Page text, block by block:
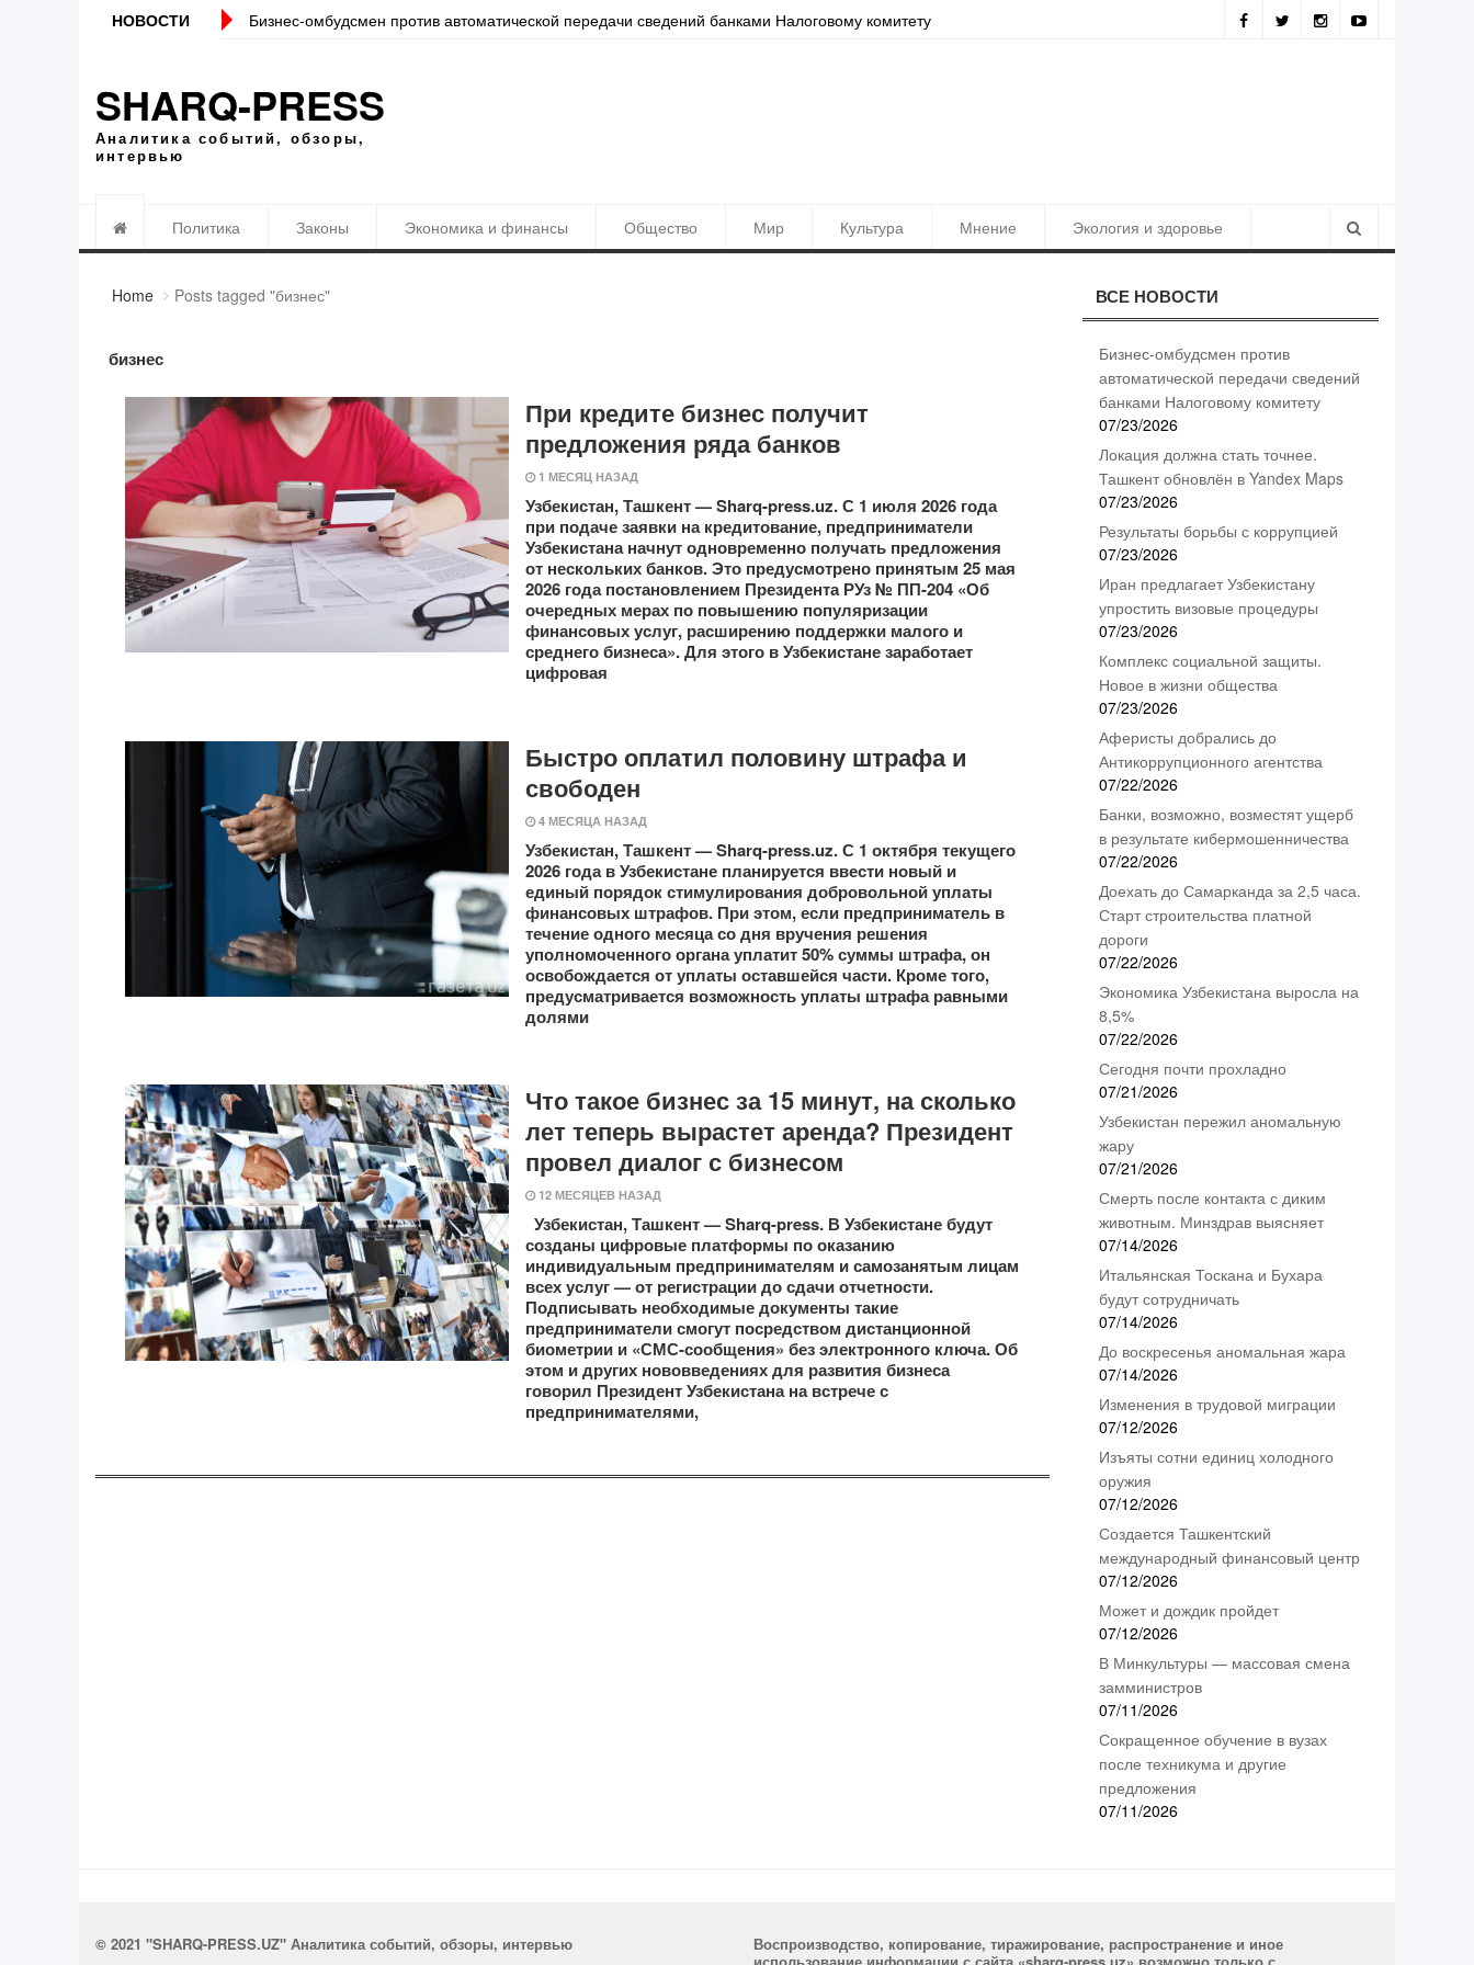
НОВОСТИ Бизнес-омбудсмен против автоматической передачи сведений банками Налоговому комитету Локация должна стать точнее. Ташкент обновлён в Yandex Maps
SHARQ-PRESS
Аналитика событий, обзоры,
интервью
Политика Законы Экономика и финансы Общество Мир Культура Мнение Экология и здоровье
Home Posts tagged "бизнес"
бизнес
При кредите бизнес получит
предложения ряда банков
1 МЕСЯЦ НАЗАД
Узбекистан, Ташкент — Sharq-press.uz. С 1 июля 2026 года
при подаче заявки на кредитование, предприниматели
Узбекистана начнут одновременно получать предложения
от нескольких банков. Это предусмотрено принятым 25 мая
2026 года постановлением Президента РУз № ПП-204 «Об
очередных мерах по повышению популяризации
финансовых услуг, расширению поддержки малого и
среднего бизнеса». Для этого в Узбекистане заработает
цифровая
Быстро оплатил половину штрафа и
свободен
4 МЕСЯЦА НАЗАД
Узбекистан, Ташкент — Sharq-press.uz. С 1 октября текущего
2026 года в Узбекистане планируется ввести новый и
единый порядок стимулирования добровольной уплаты
финансовых штрафов. При этом, если предприниматель в
течение одного месяца со дня вручения решения
уполномоченного органа уплатит 50% суммы штрафа, он
освобождается от уплаты оставшейся части. Кроме того,
предусматривается возможность уплаты штрафа равными
долями
Что такое бизнес за 15 минут, на сколько
лет теперь вырастет аренда? Президент
провел диалог с бизнесом
12 МЕСЯЦЕВ НАЗАД
Узбекистан, Ташкент — Sharq-press. В Узбекистане будут
созданы цифровые платформы по оказанию
индивидуальным предпринимателям и самозанятым лицам
всех услуг — от регистрации до сдачи отчетности.
Подписывать необходимые документы такие
предприниматели смогут посредством дистанционной
биометрии и «СМС-сообщения» без электронного ключа. Об
этом и других нововведениях для развития бизнеса
говорил Президент Узбекистана на встрече с
предпринимателями,
ВСЕ НОВОСТИ
Бизнес-омбудсмен против
автоматической передачи сведений
банками Налоговому комитету
07/23/2026
Локация должна стать точнее.
Ташкент обновлён в Yandex Maps
07/23/2026
Результаты борьбы с коррупцией
07/23/2026
Иран предлагает Узбекистану
упростить визовые процедуры
07/23/2026
Комплекс социальной защиты.
Новое в жизни общества
07/23/2026
Аферисты добрались до
Антикоррупционного агентства
07/22/2026
Банки, возможно, возместят ущерб
в результате кибермошенничества
07/22/2026
Доехать до Самарканда за 2,5 часа.
Старт строительства платной
дороги
07/22/2026
Экономика Узбекистана выросла на
8,5%
07/22/2026
Сегодня почти прохладно
07/21/2026
Узбекистан пережил аномальную
жару
07/21/2026
Смерть после контакта с диким
животным. Минздрав выясняет
07/14/2026
Итальянская Тоскана и Бухара
будут сотрудничать
07/14/2026
До воскресенья аномальная жара
07/14/2026
Изменения в трудовой миграции
07/12/2026
Изъяты сотни единиц холодного
оружия
07/12/2026
Создается Ташкентский
международный финансовый центр
07/12/2026
Может и дождик пройдет
07/12/2026
В Минкультуры — массовая смена
замминистров
07/11/2026
Сокращенное обучение в вузах
после техникума и другие
предложения
07/11/2026
© 2021 "SHARQ-PRESS.UZ" Аналитика событий, обзоры, интервью
Воспроизводство, копирование, тиражирование, распространение и иное